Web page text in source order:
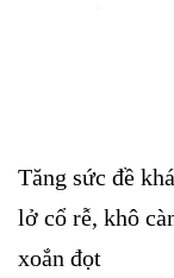
Tăng sức đề
lở cổ rễ, khô
xoắn đọt